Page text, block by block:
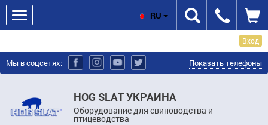
Вход
Мы в соцсетях: Показать телефоны
HOG SLAT УКРАИНА
Оборудование для свиноводства и
птицеводства
RU